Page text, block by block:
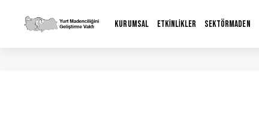
KURUMSAL ETKİNLİKLER SEKTÖRMADEN